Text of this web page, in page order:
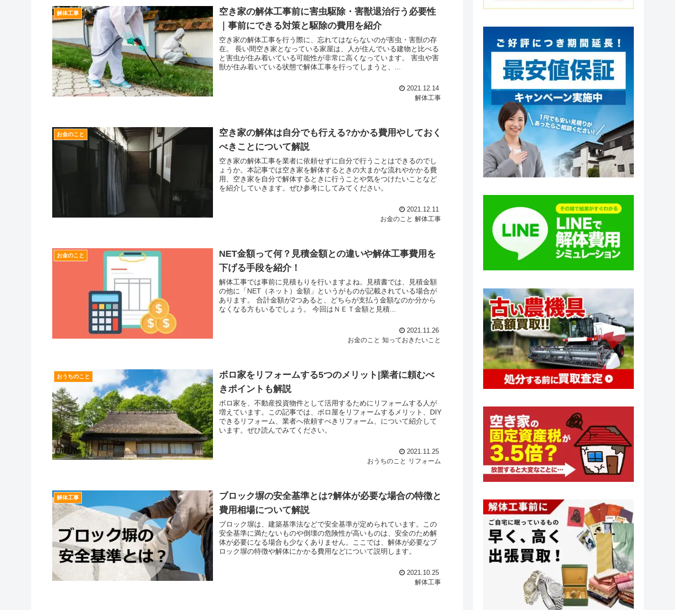
解体工事
空き家の解体工事前に害虫駆除・害獣退治行う必要性
｜事前にできる対策と駆除の費用を紹介
空き家の解体工事を行う際に、忘れてはならないのが害虫・害獣の存
在。 長い間空き家となっている家屋は、人が住んでいる建物と比べる
と害虫が住み着いている可能性が非常に高くなっています。 害虫や害
獣が住み着いている状態で解体工事を行ってしまうと、...
2021.12.14
解体工事
お金のこと
空き家の解体は自分でも行える?かかる費用やしておく
べきことについて解説
空き家の解体工事を業者に依頼せずに自分で行うことはできるのでし
ょうか。本記事では空き家を解体するときの大まかな流れやかかる費
用、空き家を自分で解体するときに行うことや気をつけたいことなど
を紹介していきます。ぜひ参考にしてみてください。
2021.12.11
お金のこと 解体工事
お金のこと
NET金額って何？見積金額との違いや解体工事費用を
下げる手段を紹介！
解体工事では事前に見積もりを行いますよね。見積書では、見積金額
の他に「NET（ネット）金額」というがものが記載されている場合が
あります。 合計金額が2つあると、どちらが支払う金額なのか分から
なくなる方もいるでしょう。 今回はＮＥＴ金額と見積...
2021.11.26
お金のこと 知っておきたいこと
おうちのこと
ボロ家をリフォームする5つのメリット|業者に頼むべ
きポイントも解説
ボロ家を、不動産投資物件として活用するためにリフォームする人が
増えています。この記事では、ボロ屋をリフォームするメリット、DIY
できるリフォーム、業者へ依頼すべきリフォーム、について紹介して
います。ぜひ読んでみてください。
2021.11.25
おうちのこと
リフォーム
解体工事
ブロック塀の安全基準とは?解体が必要な場合の特徴と
費用相場について解説
ブロック塀は、建築基準法などで安全基準が定められています。この
安全基準に満たないものや倒壊の危険性が高いものは、安全のため解
体が必要になる場合も少なくありません。ここでは、解体が必要なブ
ロック塀の特徴や解体にかかる費用などについて説明します。
2021.10.25
解体工事